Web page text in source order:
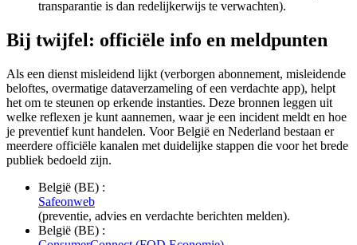
beloftes, overmatige dataverzameling of een verdachte app), helpt
het om te steunen op erkende instanties. Deze bronnen leggen uit
welke reflexen je kunt aannemen, waar je een incident meldt en hoe
je preventief kunt handelen. Voor België en Nederland bestaan er
meerdere officiële kanalen met duidelijke stappen die voor het brede
publiek bedoeld zijn.
Safeonweb
(preventie, advies en verdachte berichten melden).
België (BE) :
ConsumerConnect (FOD Economie)